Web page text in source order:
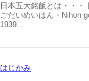
日本五大銘飯とは・・・
ごだいめいはん・Nihon
1939...
はじかみ